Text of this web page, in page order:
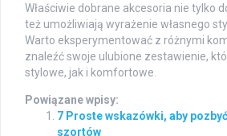
Właściwie dobrane akcesoria nie tylko
też umożliwiają wyrażenie własnego
Warto eksperymentować z różnymi
znaleźć swoje ulubione zestawienie,
stylowe, jak i komfortowe.
Powiązane wpisy:
7 Proste wskazówki, aby
szortów